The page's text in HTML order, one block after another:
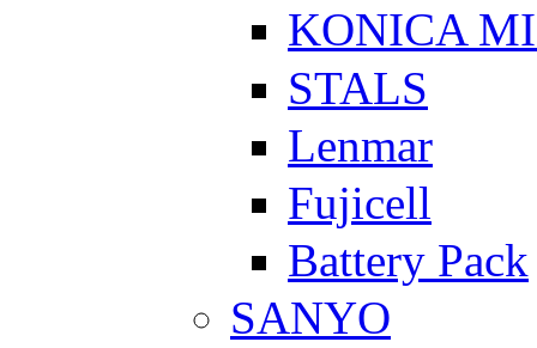
KONICA
STALS
Lenmar
Fujicell
Battery Pack
SANYO